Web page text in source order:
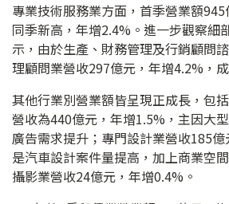
專業技術服務業方面，首季營業額
同季新高，年增2.4%。進一步觀察細
示，由於生產、財務管理及行銷顧問
理顧問業營收297億元，年增4.2%，
其他行業別營業額皆呈現正成長，包
營收為440億元，年增1.5%，主因大
廣告需求提升；專門設計業營收185
是汽車設計案件量提高，加上商業空
攝影業營收24億元，年增0.4%。